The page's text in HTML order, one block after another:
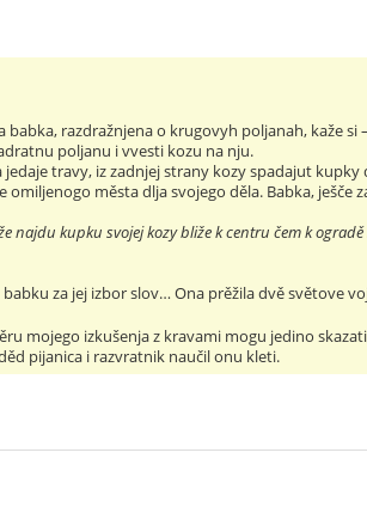
babka, razdražnjena o krugovyh poljanah, kaže si
poljanu i vvesti kozu na nju.
travy, iz zadnjej strany kozy spadajut
omiljenogo města dlja svojego děla. Babka, ješče
najdu kupku svojej kozy bliže k centru čem k
za jej izbor slov… Ona prěžila dvě světove
mojego izkušenja z kravami mogu jedino
pijanica i razvratnik naučil onu kleti.